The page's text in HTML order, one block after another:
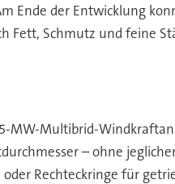
Ende der Entwicklung
Fett, Schmutz und feine
MW-Multibrid-
– ohne
Rechteckringe für